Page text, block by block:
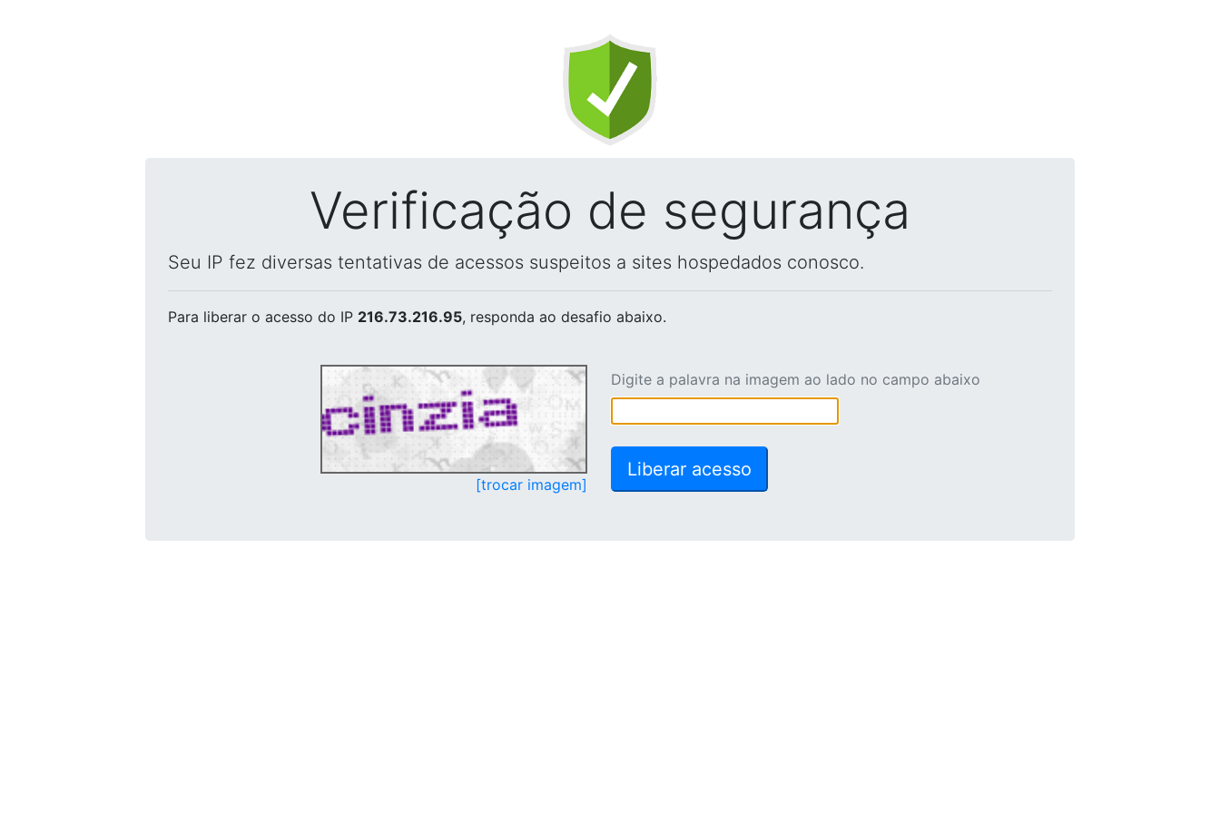
Verificação de segurança
Seu IP fez diversas tentativas de acessos suspeitos a sites hospedados conosco.
Para liberar o acesso do IP 216.73.216.95, responda ao desafio abaixo.
[trocar imagem]
Digite a palavra na imagem ao lado no campo abaixo